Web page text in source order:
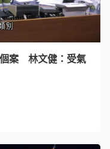
案 林文健：受氣